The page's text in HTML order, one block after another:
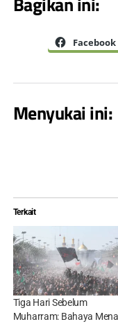
Facebook
Menyukai ini:
Terkait
Tiga Hari Sebelum
Muharram: Bahaya